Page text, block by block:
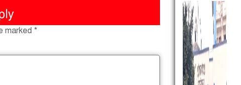
marked *